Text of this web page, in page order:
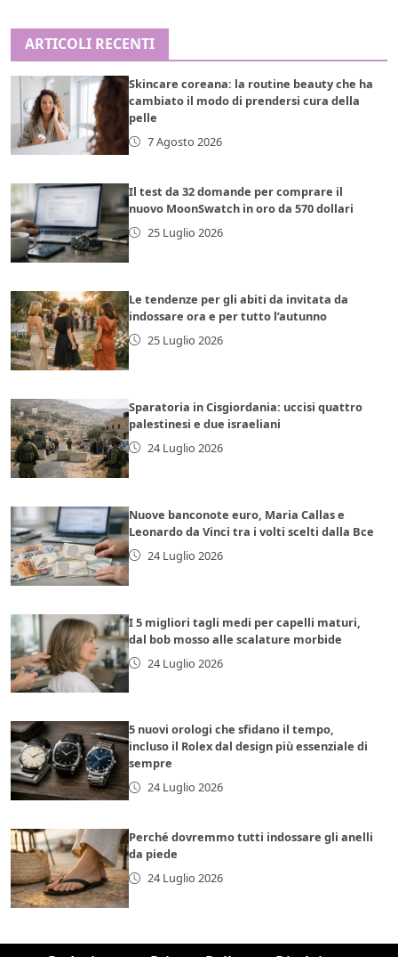
ARTICOLI RECENTI
Skincare coreana: la routine beauty che ha
cambiato il modo di prendersi cura della
pelle
7 Agosto 2026
Il test da 32 domande per comprare il
nuovo MoonSwatch in oro da 570 dollari
25 Luglio 2026
Le tendenze per gli abiti da invitata da
indossare ora e per tutto l’autunno
25 Luglio 2026
Sparatoria in Cisgiordania: uccisi quattro
palestinesi e due israeliani
24 Luglio 2026
Nuove banconote euro, Maria Callas e
Leonardo da Vinci tra i volti scelti dalla Bce
24 Luglio 2026
I 5 migliori tagli medi per capelli maturi,
dal bob mosso alle scalature morbide
24 Luglio 2026
5 nuovi orologi che sfidano il tempo,
incluso il Rolex dal design più essenziale di
sempre
24 Luglio 2026
Perché dovremmo tutti indossare gli anelli
da piede
24 Luglio 2026